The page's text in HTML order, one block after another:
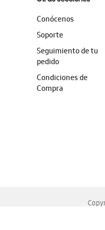
Conócenos
Soporte
Seguimiento de tu
pedido
Condiciones de
Compra